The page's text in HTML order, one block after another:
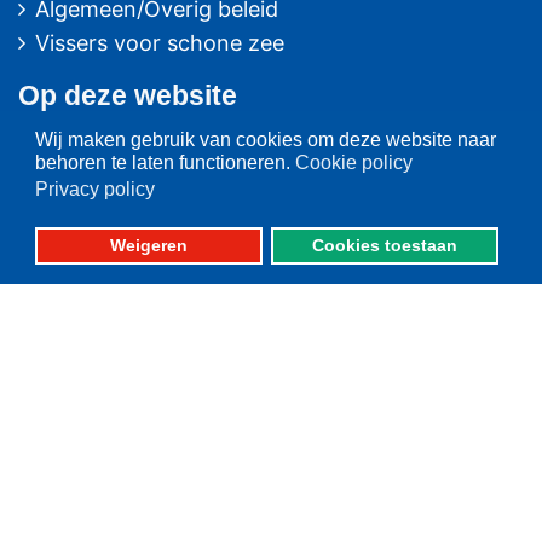
Wij maken gebruik van cookies om deze website naar
behoren te laten functioneren. Cookie policy
Privacy policy
Weigeren Cookies toestaan
Algemeen/Overig beleid
Vissers voor schone zee
Op deze website
Over VisNed
PO's
Contact
Nieuwsarchief